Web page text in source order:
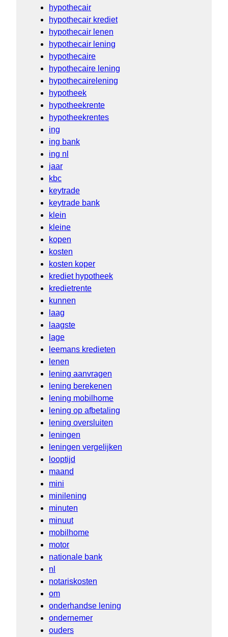
hypothecair
hypothecair krediet
hypothecair lenen
hypothecair lening
hypothecaire
hypothecaire lening
hypothecairelening
hypotheek
hypotheekrente
hypotheekrentes
ing
ing bank
ing nl
jaar
kbc
keytrade
keytrade bank
klein
kleine
kopen
kosten
kosten koper
krediet hypotheek
kredietrente
kunnen
laag
laagste
lage
leemans kredieten
lenen
lening aanvragen
lening berekenen
lening mobilhome
lening op afbetaling
lening oversluiten
leningen
leningen vergelijken
looptijd
maand
mini
minilening
minuten
minuut
mobilhome
motor
nationale bank
nl
notariskosten
om
onderhandse lening
ondernemer
ouders